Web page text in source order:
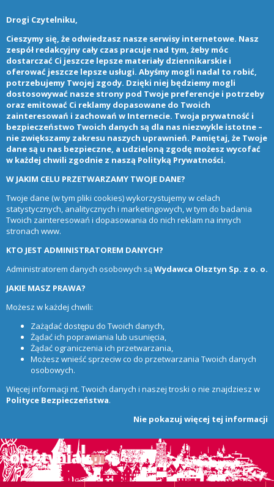
Drogi Czytelniku,
Cieszymy się, że odwiedzasz nasze serwisy internetowe. Nasz
zespół redakcyjny cały czas pracuje nad tym, żeby móc
dostarczać Ci jeszcze lepsze materiały dziennikarskie i
oferować jeszcze lepsze usługi. Abyśmy mogli nadal to robić,
potrzebujemy Twojej zgody. Dzięki niej będziemy mogli
dostosowywać nasze strony pod Twoje preferencje i potrzeby
oraz emitować Ci reklamy dopasowane do Twoich
zainteresowań i zachowań w Internecie. Twoja prywatność i
bezpieczeństwo Twoich danych są dla nas niezwykle istotne –
nie zwiększamy zakresu naszych uprawnień. Pamiętaj, że Twoje
dane są u nas bezpieczne, a udzieloną zgodę możesz wycofać
w każdej chwili zgodnie z naszą Polityką Prywatności.
W JAKIM CELU PRZETWARZAMY TWOJE DANE?
Twoje dane (w tym pliki cookies) wykorzystujemy w celach
statystycznych, analitycznych i marketingowych, w tym do badania
Twoich zainteresowań i dopasowania do nich reklam na innych
stronach www.
KTO JEST ADMINISTRATOREM DANYCH?
Administratorem danych osobowych sąWydawca Olsztyn Sp. z o. o.
JAKIE MASZ PRAWA?
Możesz w każdej chwili:
Zażądać dostępu do Twoich danych,
Żądać ich poprawiania lub usunięcia,
Żądać ograniczenia ich przetwarzania,
Możesz wnieść sprzeciw co do przetwarzania Twoich danych
osobowych.
Więcej informacji nt. Twoich danych i naszej troski o nie znajdziesz w
Polityce Bezpieczeństwa.
Nie pokazuj więcej tej informacji